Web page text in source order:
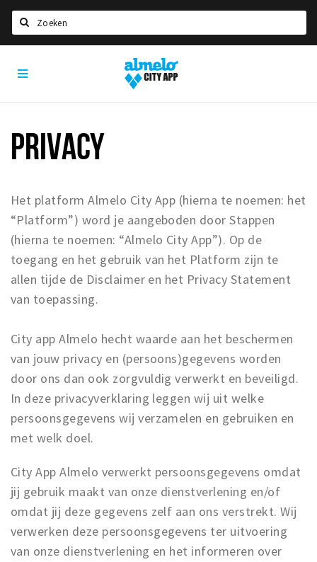
Home
Nieuws
Eten
Drinken
Slapen
Recreatief
Winkelgebieden
Parkeren
Bezienswaardigheden
Musea, theaters & podia
Uitjes & activiteiten
Toeristische routes
Natuurgebieden
Inloggen
Almelo
City
PRIVACY
Het platform Almelo City App (hierna te noemen: het
“Platform”) word je aangeboden door Stappen
(hierna te noemen: “Almelo City App”). Op de
toegang en het gebruik van het Platform zijn te
allen tijde de Disclaimer en het Privacy Statement
van toepassing.
City app Almelo hecht waarde aan het beschermen
van jouw privacy en (persoons)gegevens worden
door ons dan ook zorgvuldig verwerkt en beveiligd.
In deze privacyverklaring leggen wij uit welke
persoonsgegevens wij verzamelen en gebruiken en
met welk doel.
City App Almelo verwerkt persoonsgegevens omdat
jij gebruik maakt van onze dienstverlening en/of
omdat jij deze gegevens zelf aan ons verstrekt. Wij
verwerken deze persoonsgegevens ter uitvoering
van onze dienstverlening en het informeren over